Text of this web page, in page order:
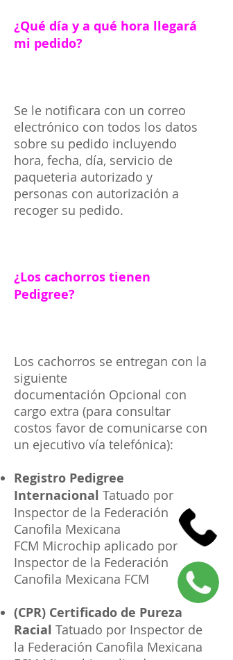
¿Qué día y a qué hora llegará
mi pedido?
Se le notificara con un correo
electrónico con todos los datos
sobre su pedido incluyendo
hora, fecha, día, servicio de
paqueteria autorizado y
personas con autorización a
recoger su pedido.
¿Los cachorros tienen
Pedigree?
Los cachorros se entregan con la
siguiente
documentación Opcional con
cargo extra (para consultar
costos favor de comunicarse con
un ejecutivo vía telefónica):
Registro Pedigree
Internacional Tatuado por
Inspector de la Federación
Canofila Mexicana
FCM Microchip aplicado por
Inspector de la Federación
Canofila Mexicana FCM
(CPR) Certificado de Pureza
Racial Tatuado por Inspector de
la Federación Canofila Mexicana